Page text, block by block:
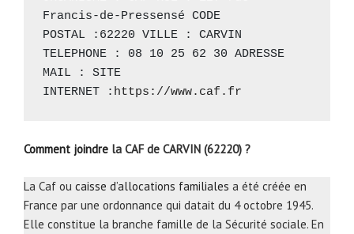
Francis-de-Pressensé CODE
POSTAL :62220 VILLE : CARVIN
TELEPHONE : 08 10 25 62 30 ADRESSE
MAIL : SITE
INTERNET : https://www.caf.fr
Comment joindre la CAF de CARVIN (62220) ?
La Caf ou caisse d’allocations familiales a été créée en
France par une ordonnance qui datait du 4 octobre 1945.
Elle constitue la branche famille de la Sécurité sociale. En